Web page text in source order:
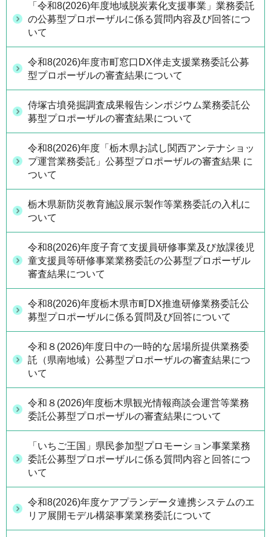
「令和8(2026)年度地域脱炭素化支援事業」業務委託
の公募型プロポーザルに係る質問内容及び回答につ
いて
令和8(2026)年度市町窓口DX伴走支援業務委託公募
型プロポーザルの審査結果について
侍塚古墳発掘調査成果報告シンポジウム業務委託公
募型プロポーザルの審査結果について
令和8(2026)年度「栃木県お試し関西アンテナショッ
プ運営業務委託」公募型プロポーザルの審査結果 に
ついて
栃木県新防災教育施設展示製作等業務委託の入札に
ついて
令和8(2026)年度子育て支援員研修事業及び放課後児
童支援員等研修事業業務委託の公募型プロポーザル
審査結果について
令和8(2026)年度栃木県市町DX推進研修業務委託公
募型プロポーザルに係る質問及び回答について
令和８(2026)年度日中の一時的な居場所提供業務委
託（県南地域）公募型プロポーザルの審査結果につ
いて
令和８(2026)年度栃木県観光情報商談会運営等業務
委託公募型プロポーザルの審査結果について
「いちご王国」県民参加型プロモーション事業業務
委託公募型プロポーザルに係る質問内容と回答につ
いて
令和8(2026)年度ケアプランデータ連携システムのエ
リア展開モデル構築事業業務委託について